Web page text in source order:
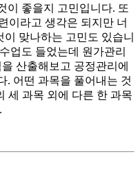
이 좋을지 고민입니다. 또
이라고 생각은 되지만 너
맞나하는 고민도 있습니
업도 들었는데 원가관리
산출해보고 공정관리에
. 어떤 과목을 풀어내는 것
세 과목 외에 다른 한 과목